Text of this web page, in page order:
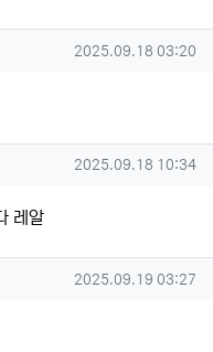
작성일
2025.09.18 03:20
작성일
2025.09.18 10:34
레알
작성일
2025.09.19 03:27